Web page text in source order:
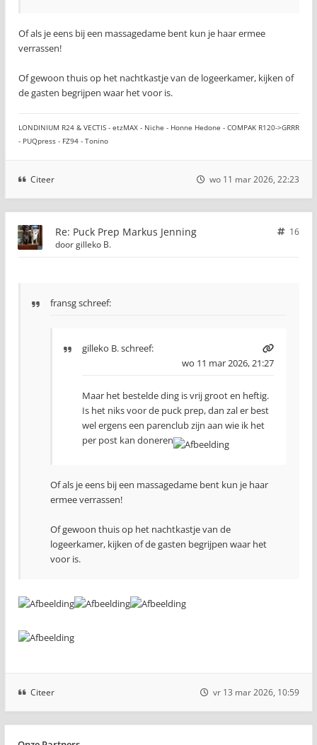
Of als je eens bij een massagedame bent kun je haar ermee
verrassen!
Of gewoon thuis op het nachtkastje van de logeerkamer, kijken of
de gasten begrijpen waar het voor is.
LONDINIUM R24 & VECTIS - etzMAX - Niche - Honne Hedone - COMPAK R120->GRRR
- PUQpress - FZ94 - Tonino
Citeer wo 11 mar 2026, 22:23
Re: Puck Prep Markus Jenning
16
doorgilleko B.
fransg schreef:
gilleko B.schreef:
wo 11 mar 2026, 21:27
Maar het bestelde ding is vrij groot en heftig.
Is het niks voor de puck prep, dan zal er best
wel ergens een parenclub zijn aan wie ik het
per post kan doneren
Of als je eens bij een massagedame bent kun je haar
ermee verrassen!
Of gewoon thuis op het nachtkastje van de
logeerkamer, kijken of de gasten begrijpen waar het
voor is.
Citeer vr 13 mar 2026, 10:59